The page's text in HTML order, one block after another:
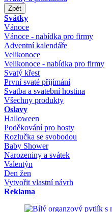
Zpět
Svátky
Vánoce
Vánoce - nabídka pro firmy
Adventní kalendáře
Velikonoce
Velikonoce - nabídka pro firmy
Svatý křest
První svaté přijímání
Svatba a svatební hostina
Všechny produkty
Oslavy
Halloween
Poděkování pro hosty
Rozlučka se svobodou
Baby Shower
Narozeniny a svátek
Valentýn
Den žen
Vytvořit vlastní návrh
Reklama